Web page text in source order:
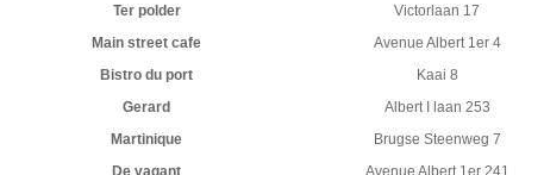
Ter polder
Victorlaan 17
Main street cafe
Avenue Albert 1er 4
Bistro du port
Kaai 8
Gerard
Albert I laan 253
Martinique
Brugse Steenweg 7
De vagant
Avenue Albert 1er 241